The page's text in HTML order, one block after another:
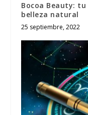
Bocoa Beauty:
belleza natural
25 septiembre, 2022